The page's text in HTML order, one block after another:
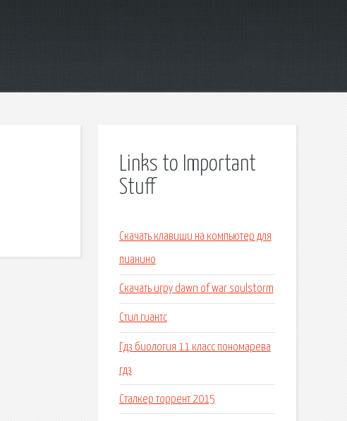
Links to Important
Stuff
Скачать клавиши на компьютер для
пианино
Скачать игру dawn of war soulstorm
Стил гиантс
Гдз биология 11 класс пономарева
гдз
Сталкер торрент 2015